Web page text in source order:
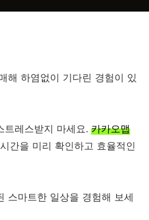
해 하염없이 기다린 경험이 있
트레스받지 마세요. 카카오맵
간을 미리 확인하고 효율적인
스마트한 일상을 경험해 보세